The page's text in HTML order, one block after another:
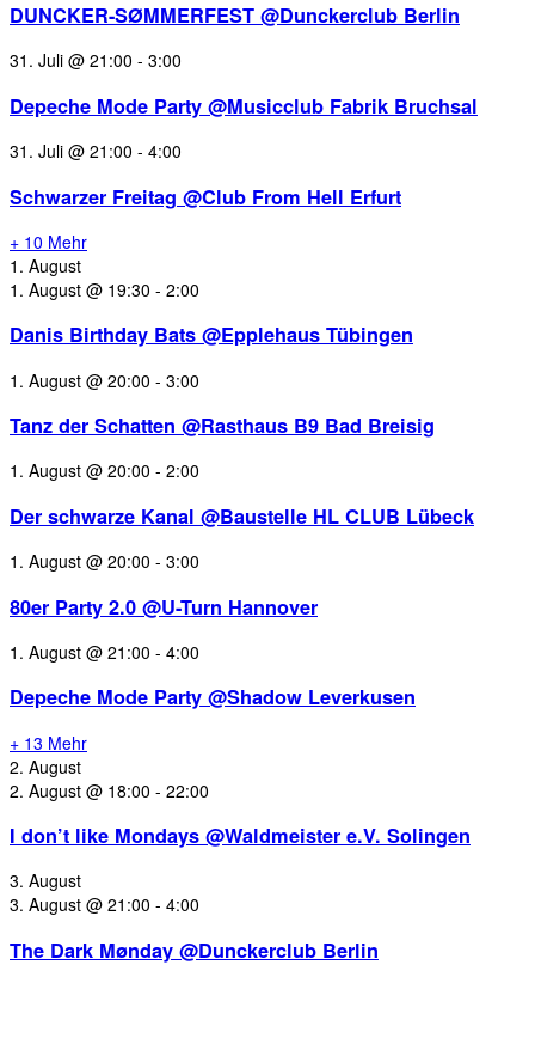
DUNCKER-SØMMERFEST @Dunckerclub Berlin
31. Juli @ 21:00 - 3:00
Depeche Mode Party @Musicclub Fabrik Bruchsal
31. Juli @ 21:00 - 4:00
Schwarzer Freitag @Club From Hell Erfurt
+ 10 Mehr
1. August
1. August @ 19:30 - 2:00
Danis Birthday Bats @Epplehaus Tübingen
1. August @ 20:00 - 3:00
Tanz der Schatten @Rasthaus B9 Bad Breisig
1. August @ 20:00 - 2:00
Der schwarze Kanal @Baustelle HL CLUB Lübeck
1. August @ 20:00 - 3:00
80er Party 2.0 @U-Turn Hannover
1. August @ 21:00 - 4:00
Depeche Mode Party @Shadow Leverkusen
+ 13 Mehr
2. August
2. August @ 18:00 - 22:00
I don’t like Mondays @Waldmeister e.V. Solingen
3. August
3. August @ 21:00 - 4:00
The Dark Mønday @Dunckerclub Berlin